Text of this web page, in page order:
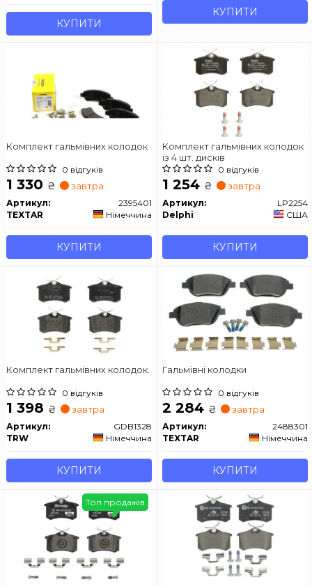
КУПИТИ
КУПИТИ
Комплект гальмівних колодок
0 відгуків
1 330 ₴ завтра
Артикул:
2395401
TEXTAR
Німеччина
КУПИТИ
Комплект гальмівних колодок
із 4 шт. дисків
0 відгуків
1 254 ₴ завтра
Артикул:
LP2254
Delphi
США
КУПИТИ
Комплект гальмівних колодок.
0 відгуків
1 398 ₴ завтра
Артикул:
GDB1328
TRW
Німеччина
КУПИТИ
Гальмівні колодки
0 відгуків
2 284 ₴ завтра
Артикул:
2488301
TEXTAR
Німеччина
КУПИТИ
Топ продажів